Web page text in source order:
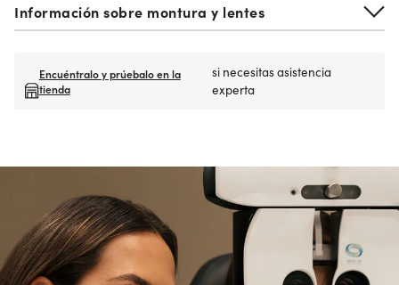
Información sobre montura y lentes
Encuéntralo y prúebalo en la
tienda
si necesitas asistencia
experta